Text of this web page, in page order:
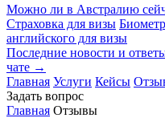
Можно ли в Австралию
Страховка для визы
английского для визы
Последние новости и
чате →
Главная Услуги Кейсы
Задать вопрос
Главная Отзывы